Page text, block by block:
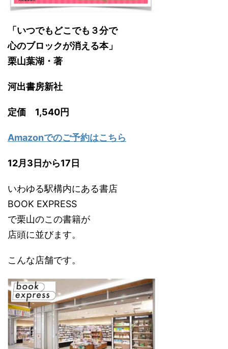
「いつでもどこでも３分で
心のブロックが消える本」
栗山葉湖・著
河出書房新社
定価 1,540円
Amazonでのご予約はこちら
12月3日から17日
いわゆる駅構内にある書店
BOOK EXPRESS
で栗山のこの書籍が
店頭に並びます。
こんな店舗です。